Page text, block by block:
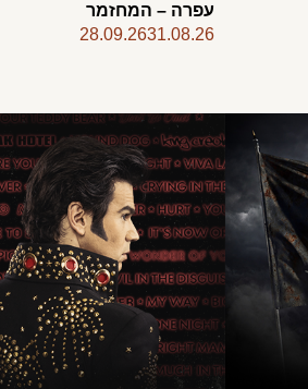
עפרה – המחזמר
31.08.26
28.09.26